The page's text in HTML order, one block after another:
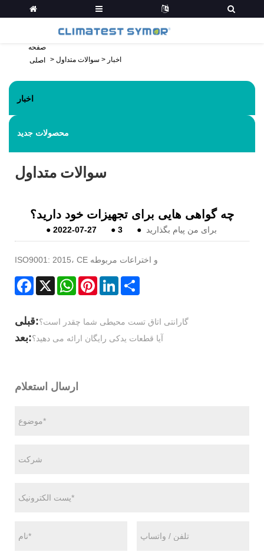
صفحه
اصلی
> اخبار > سوالات متداول
اخبار
محصولات جدید
سوالات متداول
چه گواهی هایی برای تجهیزات خود دارید؟
●2022-07-27 ●3 ● برای من پیام بگذارید
ISO9001: 2015، CE و اختراعات مربوطه
Facebook
X WhatsAppPinterestLinkedIn
قبلی:گارانتی اتاق تست محیطی شما چقدر است؟
بعد:آیا قطعات یدکی رایگان ارائه می دهید؟
ارسال استعلام